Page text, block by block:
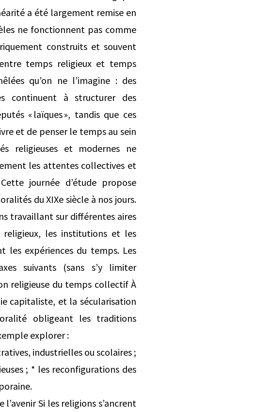
a été largement remise en
ne fonctionnent pas comme
construits et souvent
temps religieux et temps
qu’on ne l’imagine : des
continuent à structurer des
« laïques », tandis que ces
et de penser le temps au sein
religieuses et modernes ne
les attentes collectives et
journée d’étude propose
du XIXe siècle à nos jours.
travaillant sur différentes aires
les institutions et les
les expériences du temps. Les
suivants (sans s’y limiter
religieuse du temps collectif À
capitaliste, et la sécularisation
obligeant les traditions
explorer :
industrielles ou scolaires ;
; * les reconfigurations des
Si les religions s’ancrent